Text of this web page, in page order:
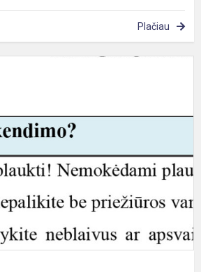
Plačiau